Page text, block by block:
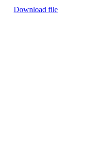
Download file